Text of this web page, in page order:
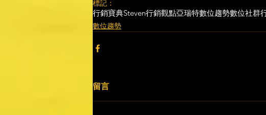
標記：
行銷寶典Steven行銷觀點亞瑞特數位趨勢數位社群
數位趨勢
留言